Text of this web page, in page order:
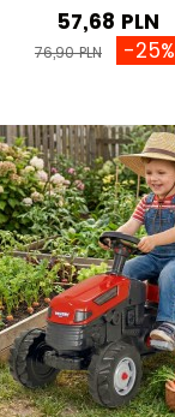
57,68 PLN
76,90 PLN -25%